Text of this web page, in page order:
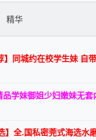
精华
】同城约在校学生妹
品学妹御姐少妇嫩妹无
】全.国私密莞式海选